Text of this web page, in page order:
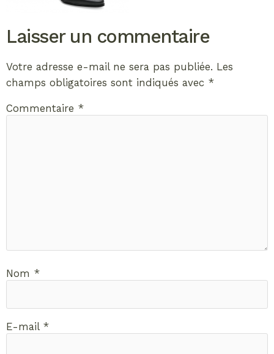
Laisser un commentaire
Votre adresse e-mail ne sera pas publiée. Les
champs obligatoires sont indiqués avec *
Commentaire *
Nom *
E-mail *